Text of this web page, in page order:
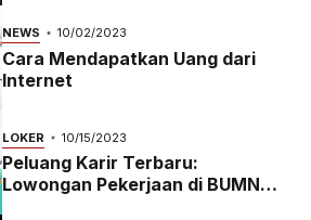
NEWS 10/02/2023
Cara Mendapatkan Uang dari
Internet
LOKER 10/15/2023
Peluang Karir Terbaru:
Lowongan Pekerjaan di BUMN